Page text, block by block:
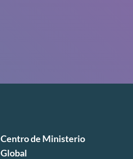
Centro de Ministerio
Global